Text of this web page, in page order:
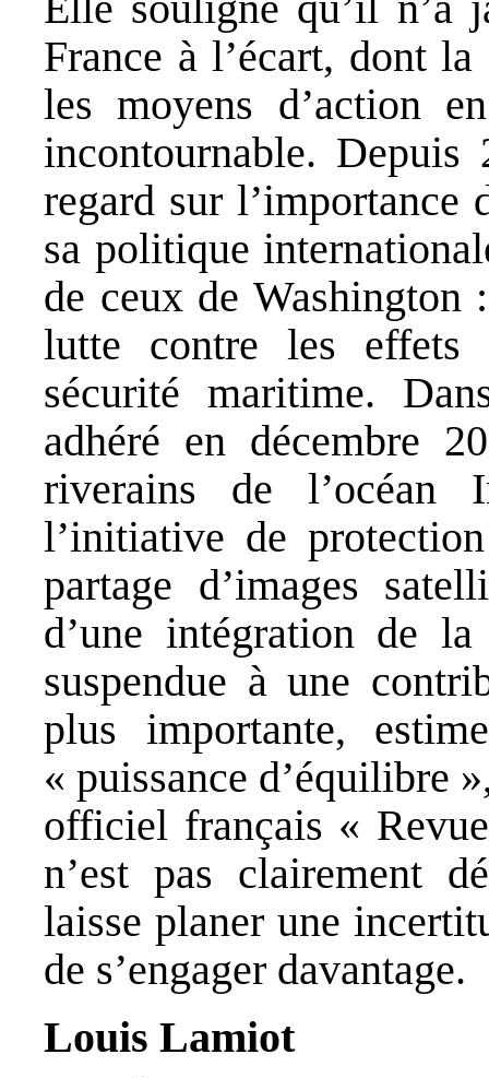
France à l’écart, dont
les moyens d’action
incontournable. Depuis
regard sur l’importance
sa politique
de ceux de Washington
lutte contre les effets
sécurité maritime.
adhéré en décembre
riverains de l’océan
l’initiative de
partage d’images
d’une intégration de
suspendue à une
plus importante,
« puissance d’équilibre
officiel français «
n’est pas clairement
laisse planer une
de s’engager davantage.
Louis Lamiot